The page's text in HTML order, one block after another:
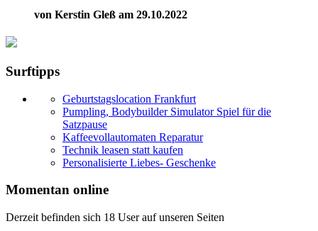
von Kerstin Gleß am 29.10.2022
Surftipps
Geburtstagslocation Frankfurt
Pumpling, Bodybuilder Simulator Spiel für die
Satzpause
Kaffeevollautomaten Reparatur
Technik leasen statt kaufen
Personalisierte Liebes- Geschenke
Momentan online
Derzeit befinden sich 18 User auf unseren Seiten